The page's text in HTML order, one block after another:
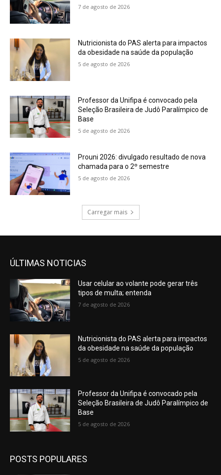
7 de agosto de 2026
Nutricionista do PAS alerta para impactos
da obesidade na saúde da população
5 de agosto de 2026
Professor da Unifipa é convocado pela
Seleção Brasileira de Judô Paralímpico de
Base
5 de agosto de 2026
Prouni 2026: divulgado resultado de nova
chamada para o 2º semestre
5 de agosto de 2026
Carregar mais
ÚLTIMAS NOTICIAS
Usar celular ao volante pode gerar três
tipos de multa; entenda
7 de agosto de 2026
Nutricionista do PAS alerta para impactos
da obesidade na saúde da população
5 de agosto de 2026
Professor da Unifipa é convocado pela
Seleção Brasileira de Judô Paralímpico de
Base
5 de agosto de 2026
POSTS POPULARES